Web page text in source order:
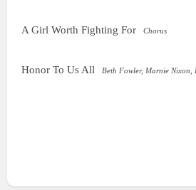
A Girl Worth Fighting For Chorus
Honor To Us All Beth Fowler, Marnie Nixon,